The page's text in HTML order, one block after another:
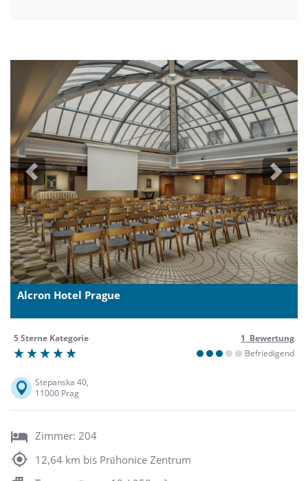
Previous Next
Alcron Hotel Prague
5 Sterne Kategorie
1 Bewertung
Befriedigend
Stepanska 40,
11000 Prag
Zimmer: 204
12,64 km bis Prŭhonice Zentrum